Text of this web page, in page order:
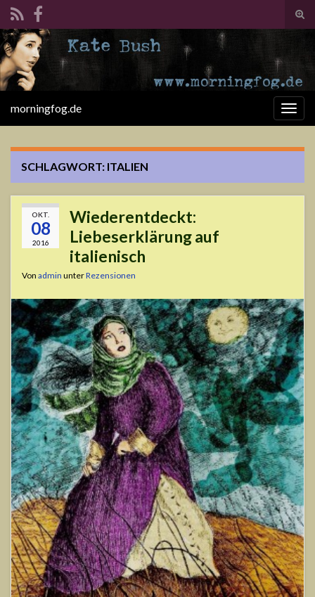
Search for:
morningfog.de
SCHLAGWORT: ITALIEN
OKT.
08
2016
Wiederentdeckt:
Liebeserklärung auf
italienisch
Von admin unterRezensionen